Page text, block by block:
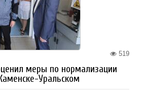
519
меры по нормализации
Уральском